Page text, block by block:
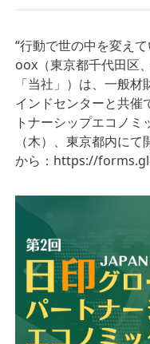
“行動で世の中を変え
oox（東京都千代田区
「当社」）は、一般
インドセンターと共催
トナーシップエコノ
（木）、東京都内に
から：https://